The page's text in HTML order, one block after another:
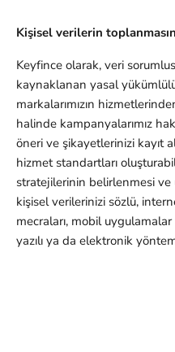
Kişisel verilerin
Keyfince olarak, veri
kaynaklanan yasal
markalarımızın
halinde kampanyalarımız
öneri ve şikayetlerinizi kayıt
hizmet standartları
stratejilerinin belirlenmesi ve
kişisel verilerinizi sözlü,
mecraları, mobil
yazılı ya da elektronik